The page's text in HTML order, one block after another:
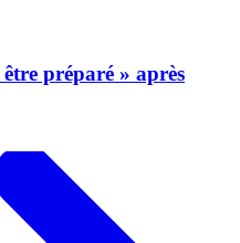
préparé » après